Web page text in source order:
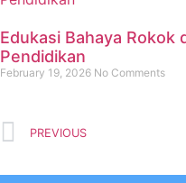
Edukasi Bahaya Rokok
Pendidikan
February 19, 2026 No Comments
PREVIOUS